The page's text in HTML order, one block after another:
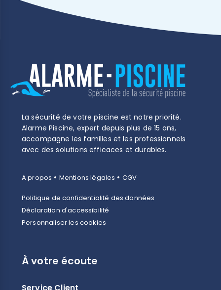
La sécurité de votre piscine est notre priorité.
Alarme Piscine, expert depuis plus de 15 ans,
accompagne les familles et les professionnels
avec des solutions efficaces et durables.
A propos • Mentions légales • CGV
Politique de confidentialité des données
Déclaration d'accessibilité
Personnaliser les cookies
À votre écoute